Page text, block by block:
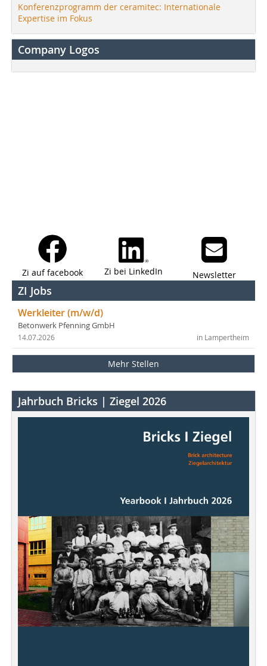
Konferenzprogramm der ceramitec: Internationale
Expertise im Fokus
Company Logos
Zi auf facebook Zi bei LinkedIn Newsletter
ZI Jobs
Werkleiter (m/w/d)
Betonwerk Pfenning GmbH
in Lampertheim
14.07.2026
Mehr Stellen
Jahrbuch Bricks | Ziegel 2026